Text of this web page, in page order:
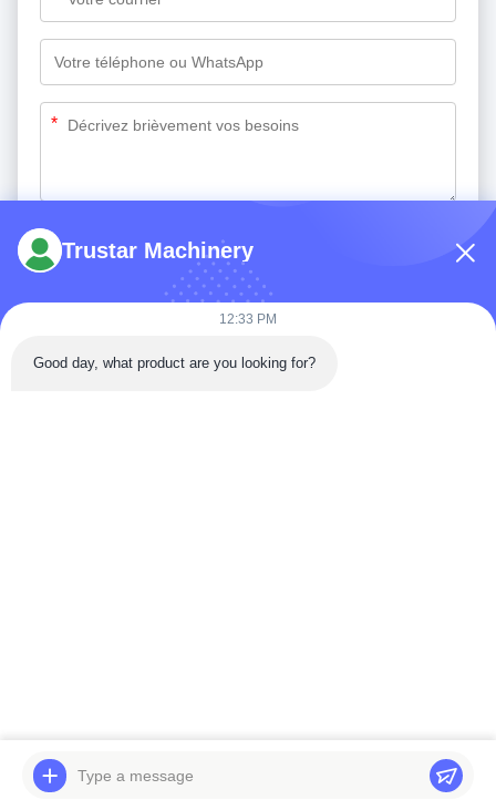
*
Soumettez maintenant
Plan du site
Trustar Machinery
12:33 PM
Good day, what product are you looking for?